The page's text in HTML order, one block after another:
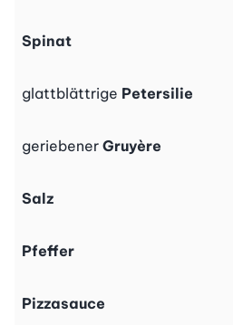
Spinat
glattblättrige Petersilie
geriebener Gruyère
Salz
Pfeffer
Pizzasauce